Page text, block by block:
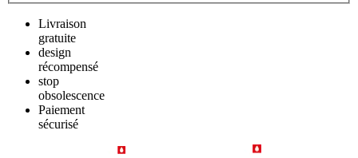
Livraison
gratuite
design
récompensé
stop
obsolescence
Paiement
sécurisé